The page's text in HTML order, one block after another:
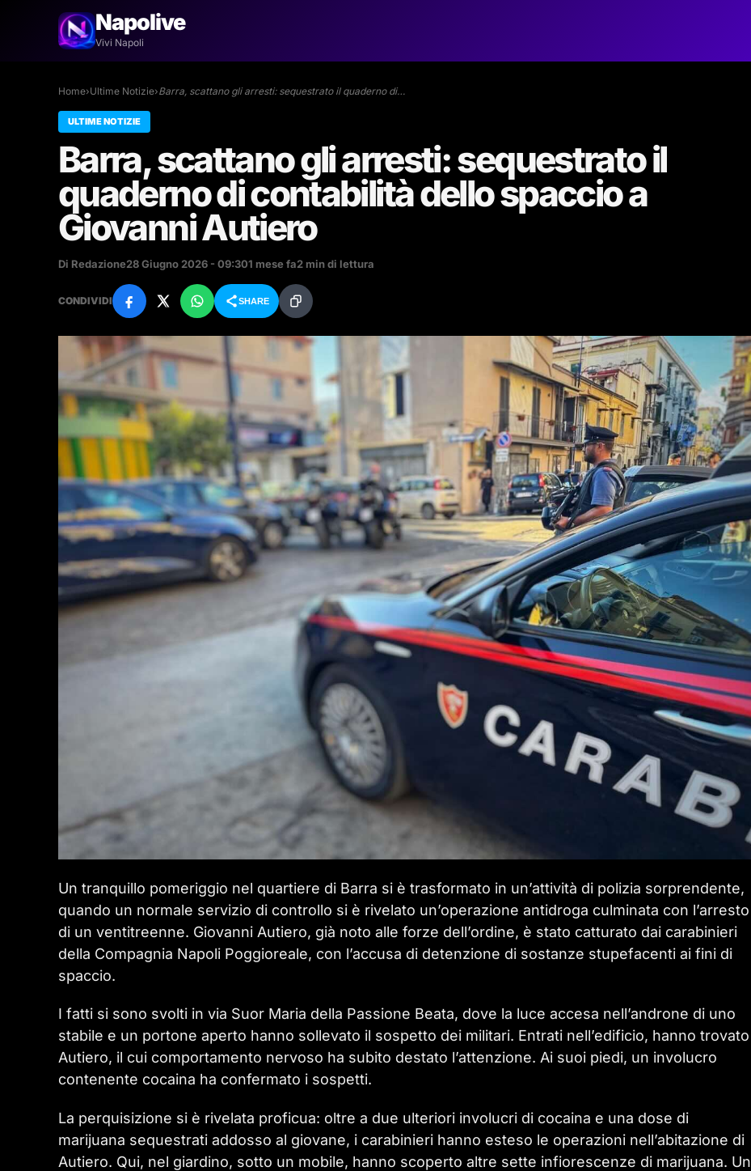
Napolive
Vivi Napoli
Home›Ultime Notizie›Barra, scattano gli arresti: sequestrato il quaderno di…
ULTIME NOTIZIE
Barra, scattano gli arresti: sequestrato il
quaderno di contabilità dello spaccio a
Giovanni Autiero
Di Redazione28 Giugno 2026 - 09:301 mese fa2 min di lettura
CONDIVIDI SHARE
Un tranquillo pomeriggio nel quartiere di Barra si è trasformato in un’attività di polizia sorprendente,
quando un normale servizio di controllo si è rivelato un’operazione antidroga culminata con l’arresto
di un ventitreenne. Giovanni Autiero, già noto alle forze dell’ordine, è stato catturato dai carabinieri
della Compagnia Napoli Poggioreale, con l’accusa di detenzione di sostanze stupefacenti ai fini di
spaccio.
I fatti si sono svolti in via Suor Maria della Passione Beata, dove la luce accesa nell’androne di uno
stabile e un portone aperto hanno sollevato il sospetto dei militari. Entrati nell’edificio, hanno trovato
Autiero, il cui comportamento nervoso ha subito destato l’attenzione. Ai suoi piedi, un involucro
contenente cocaina ha confermato i sospetti.
La perquisizione si è rivelata proficua: oltre a due ulteriori involucri di cocaina e una dose di
marijuana sequestrati addosso al giovane, i carabinieri hanno esteso le operazioni nell’abitazione di
Autiero. Qui, nel giardino, sotto un mobile, hanno scoperto altre sette infiorescenze di marijuana. Un